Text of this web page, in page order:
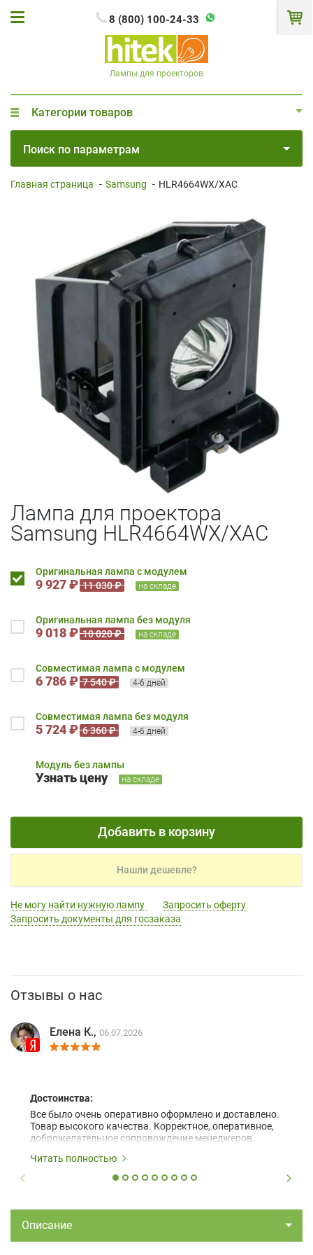
8 (800) 100-24-33
Лампы для проекторов
Категории товаров
Поиск по параметрам
Главная страница - Samsung - HLR4664WX/XAC
Лампа для проектора
Samsung HLR4664WX/XAC
Оригинальная лампа с модулем
9 927 ₽ 11 030 ₽ на складе
Оригинальная лампа без модуля
9 018 ₽ 10 020 ₽ на складе
Совместимая лампа с модулем
6 786 ₽ 7 540 ₽ 4-6 дней
Совместимая лампа без модуля
5 724 ₽ 6 360 ₽ 4-6 дней
Модуль без лампы
Узнать цену на складе
Добавить в корзину
Нашли дешевле?
Не могу найти нужную лампу
Запросить оферту
Запросить документы для госзаказа
Отзывы о нас
Елена К., 06.07.2026
Достоинства:
Все было очень оперативно оформлено и доставлено.
Товар высокого качества. Корректное, оперативное,
доброжелательное сопровождение менеджеров.
Читать полностью
Описание